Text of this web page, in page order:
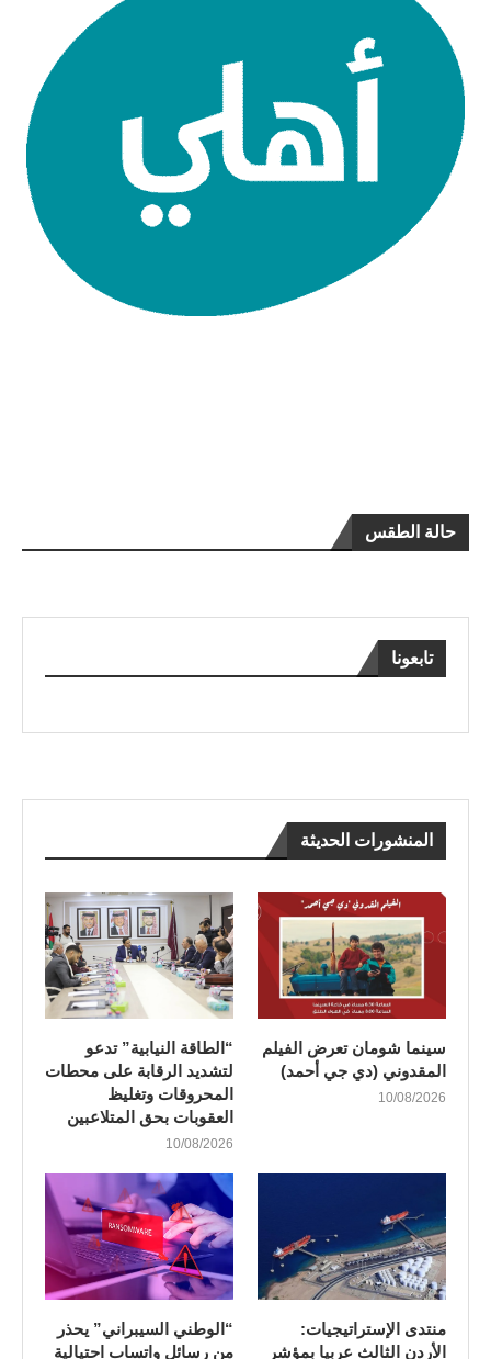
حالة الطقس
تابعونا
المنشورات الحديثة
سينما شومان تعرض الفيلم
المقدوني (دي جي أحمد)
10/08/2026
“الطاقة النيابية” تدعو
لتشديد الرقابة على محطات
المحروقات وتغليظ
العقوبات بحق المتلاعبين
10/08/2026
منتدى الإستراتيجيات:
الأردن الثالث عربيا بمؤشر
“الوطني السيبراني” يحذر
من رسائل واتساب احتيالية